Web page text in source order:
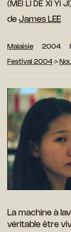
(MEI LI DE XI YI
de James LEE
Malaisie 2004
Festival 2004 >
La machine à
véritable être